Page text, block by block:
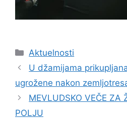
Kategorije
Aktuelnosti
U džamijama
ugrožene nakon
MEVLUDSKO VEČE ZA
POLJU